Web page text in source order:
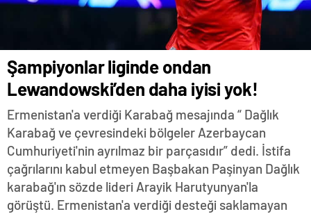
Şampiyonlar liginde ondan
Lewandowski’den daha iyisi yok!
Ermenistan'a verdiği Karabağ mesajında “ Dağlık
Karabağ ve çevresindeki bölgeler Azerbaycan
Cumhuriyeti'nin ayrılmaz bir parçasıdır” dedi. İstifa
çağrılarını kabul etmeyen Başbakan Paşinyan Dağlık
karabağ'ın sözde lideri Arayik Harutyunyan'la
görüştü. Ermenistan'a verdiği desteği saklamayan